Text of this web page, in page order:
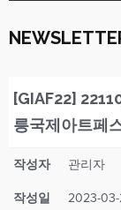
[GIAF22]
릉국제아트페
작성자 관리자
작성일 2023-03-